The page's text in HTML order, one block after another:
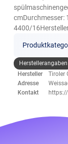
cmDurchmesser:
4400/
Herstellerangaben
Hersteller
Tiroler
Adresse
Kontakt
https://